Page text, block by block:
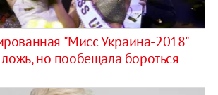
"Мисс Украина-2018"
ложь, но пообещала бороться